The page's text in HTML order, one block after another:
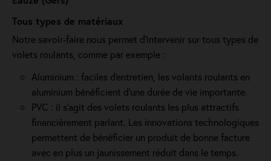
Tous types de matériaux
Notre savoir-faire nous permet d'intervenir sur tous types de
volets roulants, comme par exemple :
Aluminium : faciles d'entretien, les volants roulants en
aluminium bénéficient d'une durée de vie importante.
PVC : il s'agit des volets roulants les plus attractifs
financièrement parlant. Les innovations technologiques
permettent de bénéficier un produit de bonne facture
avec en plus un jaunissement réduit dans le temps.